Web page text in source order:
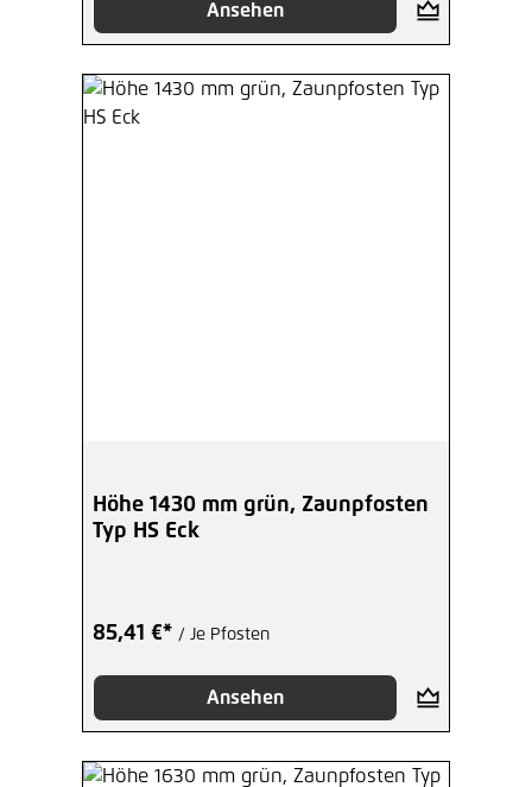
Ansehen
Höhe 1430 mm grün, Zaunpfosten
Typ HS Eck
85,41 €* / Je Pfosten
Ansehen